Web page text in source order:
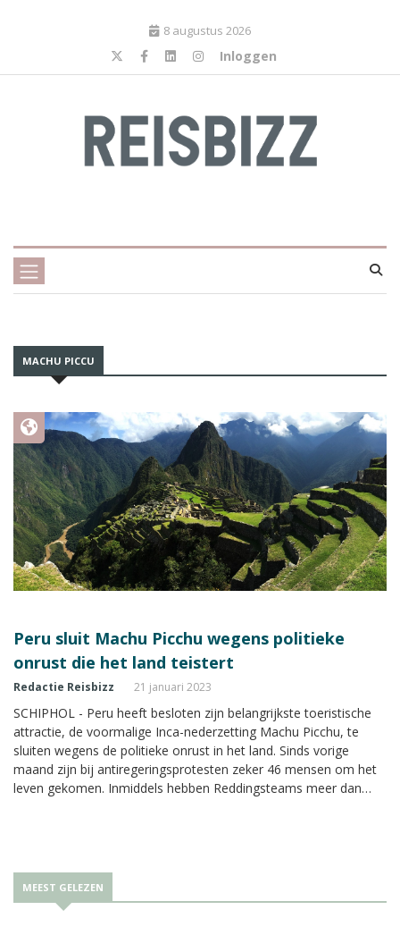
8 augustus 2026
Inloggen
MACHU PICCU
Peru sluit Machu Picchu wegens politieke
onrust die het land teistert
Redactie Reisbizz 21 januari 2023
SCHIPHOL - Peru heeft besloten zijn belangrijkste toeristische
attractie, de voormalige Inca-nederzetting Machu Picchu, te
sluiten wegens de politieke onrust in het land. Sinds vorige
maand zijn bij antiregeringsprotesten zeker 46 mensen om het
leven gekomen. Inmiddels hebben Reddingsteams meer dan
MEEST GELEZEN